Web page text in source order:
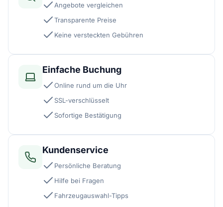
Angebote vergleichen
Transparente Preise
Keine versteckten Gebühren
Einfache Buchung
Online rund um die Uhr
SSL-verschlüsselt
Sofortige Bestätigung
Kundenservice
Persönliche Beratung
Hilfe bei Fragen
Fahrzeugauswahl-Tipps